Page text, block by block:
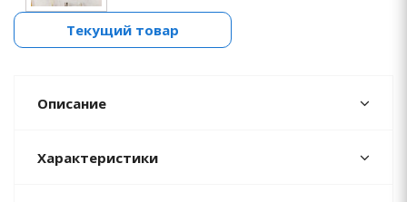
Текущий товар
Описание
Характеристики